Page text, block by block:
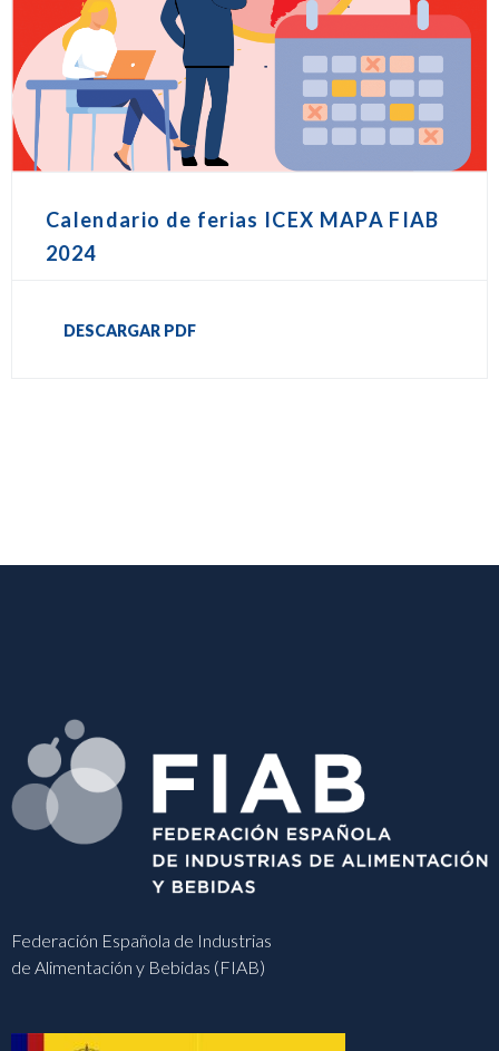
Calendario de ferias ICEX MAPA FIAB
2024
DESCARGAR PDF
Federación Española de Industrias
de Alimentación y Bebidas (FIAB)